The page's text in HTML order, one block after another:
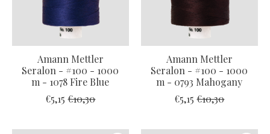
Amann Mettler
Seralon - #100 - 1000
m - 1078 Fire Blue
€5,15 €10,30
Amann Mettler
Seralon - #100 - 1000
m - 0793 Mahogany
€5,15 €10,30